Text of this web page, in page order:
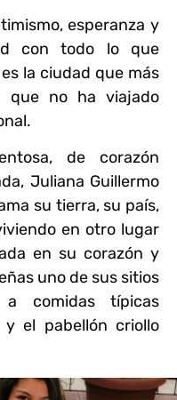
esperanza y
con todo lo que
la ciudad que más
que no ha viajado
de corazón
Juliana Guillermo
su tierra, su país,
en otro lugar
en su corazón y
uno de sus sitios
comidas típicas
y el pabellón criollo